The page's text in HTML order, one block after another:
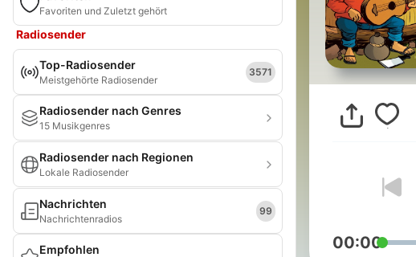
Favoriten und Zuletzt gehört
Radiosender
Top-Radiosender
Meistgehörte Radiosender
3571
Radiosender nach Genres
15 Musikgenres
Radiosender nach Regionen
Lokale Radiosender
Nachrichten
Nachrichtenradios
99
Empfohlen 00:00